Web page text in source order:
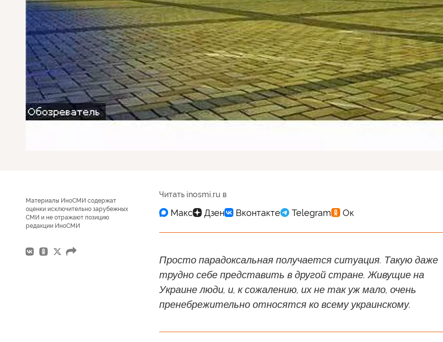
Материалы ИноСМИ содержат
оценки исключительно зарубежных
СМИ и не отражают позицию
редакции ИноСМИ
Читать inosmi.ru в
Просто парадоксальная получается ситуация. Такую даже
трудно себе представить в другой стране. Живущие на
Украине люди, и, к сожалению, их не так уж мало, очень
пренебрежительно относятся ко всему украинскому.